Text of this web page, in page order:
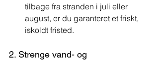
tilbage fra stranden i juli eller
august, er du garanteret et friskt,
iskoldt fristed.
2. Strenge vand- og